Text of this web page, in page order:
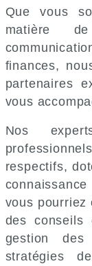
Que vous
matière
finances,
partenaires
vous
Nos
respectifs,
vous pourriez
des conseils
gestion
stratégies